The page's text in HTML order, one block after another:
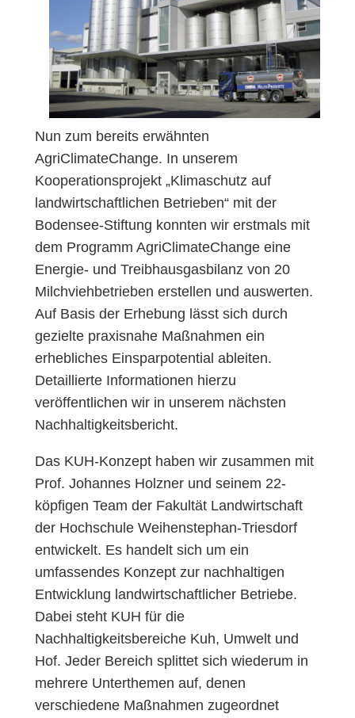
Nun zum bereits erwähnten
AgriClimateChange. In unserem
Kooperationsprojekt „Klimaschutz auf
landwirtschaftlichen Betrieben“ mit der
Bodensee-Stiftung konnten wir erstmals mit
dem Programm AgriClimateChange eine
Energie- und Treibhausgasbilanz von 20
Milchviehbetrieben erstellen und auswerten.
Auf Basis der Erhebung lässt sich durch
gezielte praxisnahe Maßnahmen ein
erhebliches Einsparpotential ableiten.
Detaillierte Informationen hierzu
veröffentlichen wir in unserem nächsten
Nachhaltigkeitsbericht.
Das KUH-Konzept haben wir zusammen mit
Prof. Johannes Holzner und seinem 22-
köpfigen Team der Fakultät Landwirtschaft
der Hochschule Weihenstephan-Triesdorf
entwickelt. Es handelt sich um ein
umfassendes Konzept zur nachhaltigen
Entwicklung landwirtschaftlicher Betriebe.
Dabei steht KUH für die
Nachhaltigkeitsbereiche Kuh, Umwelt und
Hof. Jeder Bereich splittet sich wiederum in
mehrere Unterthemen auf, denen
verschiedene Maßnahmen zugeordnet